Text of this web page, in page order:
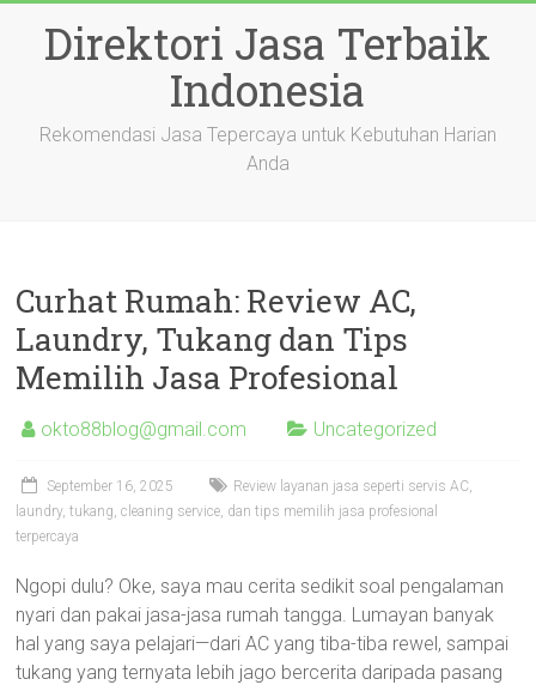
contentDirektori Jasa Terbaik
Indonesia
Rekomendasi Jasa Tepercaya untuk Kebutuhan Harian
Anda
Curhat Rumah: Review AC,
Laundry, Tukang dan Tips
Memilih Jasa Profesional
okto88blog@gmail.com Uncategorized
September 16, 2025
Review layanan jasa seperti servis AC,
laundry, tukang, cleaning service, dan tips memilih jasa profesional
terpercaya
Ngopi dulu? Oke, saya mau cerita sedikit soal pengalaman
nyari dan pakai jasa-jasa rumah tangga. Lumayan banyak
hal yang saya pelajari—dari AC yang tiba-tiba rewel, sampai
tukang yang ternyata lebih jago bercerita daripada pasang